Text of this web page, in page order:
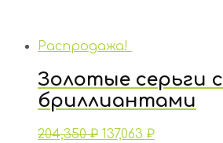
Распродажа!
Золотые серьги с
бриллиантами
204,350₽ 137,063 ₽